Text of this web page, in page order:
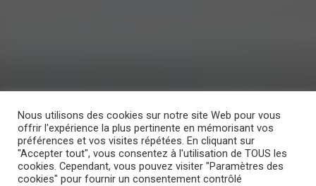
Nous utilisons des cookies sur notre site Web pour vous
offrir l'expérience la plus pertinente en mémorisant vos
préférences et vos visites répétées. En cliquant sur
"Accepter tout", vous consentez à l'utilisation de TOUS les
cookies. Cependant, vous pouvez visiter "Paramètres des
cookies" pour fournir un consentement contrôlé